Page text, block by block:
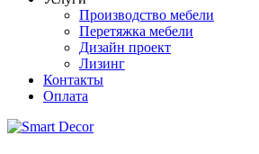
Производство мебели
Перетяжка мебели
Дизайн проект
Лизинг
Контакты
Оплата